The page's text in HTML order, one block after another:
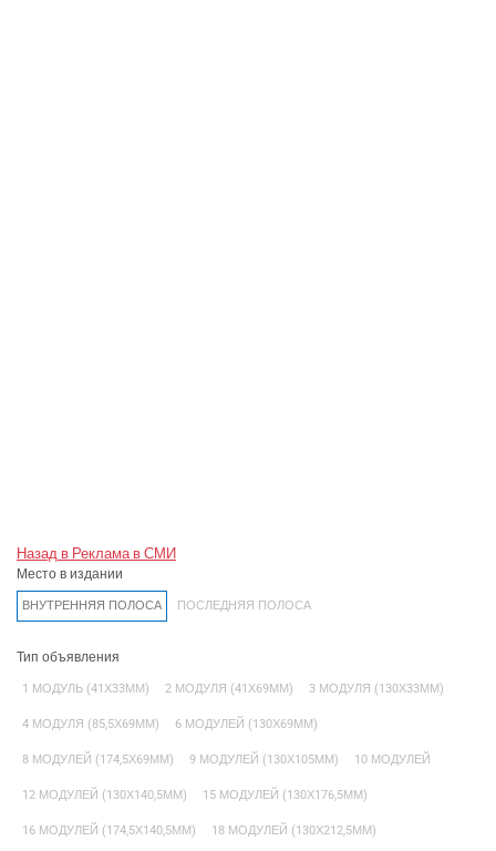
Назад в Реклама в СМИ
Место в издании
ВНУТРЕННЯЯ ПОЛОСА ПОСЛЕДНЯЯ ПОЛОСА
Тип объявления
1 МОДУЛЬ (41Х33ММ) 2 МОДУЛЯ (41Х69ММ) 3 МОДУЛЯ (130Х33ММ)
4 МОДУЛЯ (85,5Х69ММ) 6 МОДУЛЕЙ (130Х69ММ)
8 МОДУЛЕЙ (174,5Х69ММ) 9 МОДУЛЕЙ (130Х105ММ) 10 МОДУЛЕЙ
12 МОДУЛЕЙ (130Х140,5ММ) 15 МОДУЛЕЙ (130Х176,5ММ)
16 МОДУЛЕЙ (174,5Х140,5ММ) 18 МОДУЛЕЙ (130Х212,5ММ)